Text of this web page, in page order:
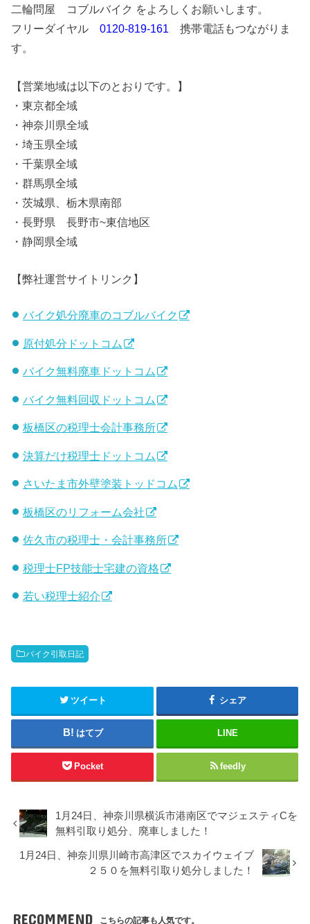
二輪問屋 コブルバイク をよろしくお願いします。
フリーダイヤル0120-819-161 携帯電話もつながりま
す。
【営業地域は以下のとおりです。】
・東京都全域
・神奈川県全域
・埼玉県全域
・千葉県全域
・群馬県全域
・茨城県、栃木県南部
・長野県 長野市~東信地区
・静岡県全域
【弊社運営サイトリンク】
バイク処分廃車のコブルバイク
原付処分ドットコム
バイク無料廃車ドットコム
バイク無料回収ドットコム
板橋区の税理士会計事務所
決算だけ税理士ドットコム
さいたま市外壁塗装トッドコム
板橋区のリフォーム会社
佐久市の税理士・会計事務所
税理士FP技能士宅建の資格
若い税理士紹介
バイク引取日記
ツイート シェア
はてブ LINE
Pocket feedly
1月24日、神奈川県横浜市港南区でマジェスティCを
無料引取り処分、廃車しました！
1月24日、神奈川県川崎市高津区でスカイウェイブ
２５０を無料引取り処分しました！
RECOMMEND こちらの記事も人気です。